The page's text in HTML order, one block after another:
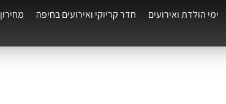
ימי הולדת ואירועים חדר קריוקי ואירועים בחיפה מחירון